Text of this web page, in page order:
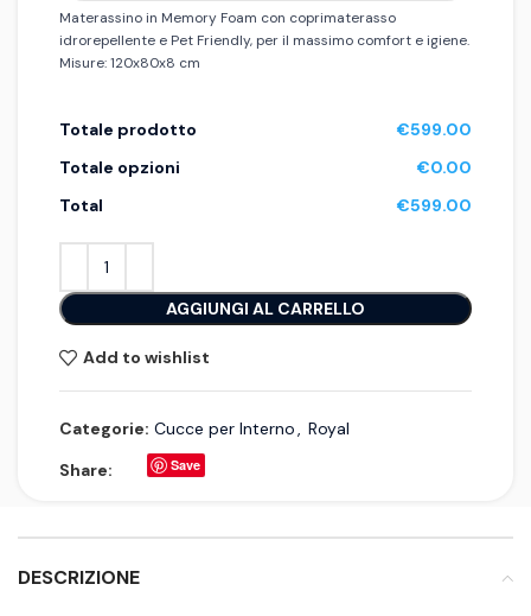
Materassino in Memory Foam con coprimaterasso
idrorepellente e Pet Friendly, per il massimo comfort e igiene.
Misure: 120x80x8 cm
Totale prodotto
€599.00
Totale opzioni
€0.00
Total
€599.00
AGGIUNGI AL CARRELLO
Add to wishlist
Categorie: Cucce per Interno, Royal
Share:
Save
DESCRIZIONE